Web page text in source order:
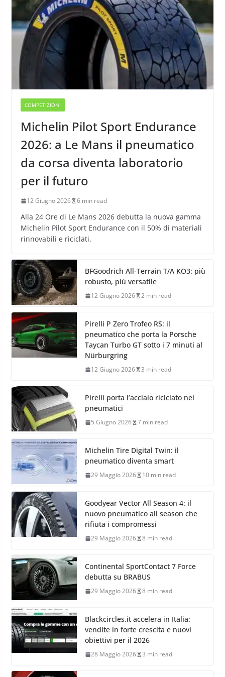
COMPETIZIONI
Michelin Pilot Sport Endurance
2026: a Le Mans il pneumatico
da corsa diventa laboratorio
per il futuro
12 Giugno 2026 6 min read
Alla 24 Ore di Le Mans 2026 debutta la nuova gamma
Michelin Pilot Sport Endurance con il 50% di materiali
rinnovabili e riciclati.
BFGoodrich All-Terrain T/A KO3: più
robusto, più versatile
12 Giugno 2026 2 min read
Pirelli P Zero Trofeo RS: il
pneumatico che porta la Porsche
Taycan Turbo GT sotto i 7 minuti al
Nürburgring
12 Giugno 2026 3 min read
Pirelli porta l’acciaio riciclato nei
pneumatici
5 Giugno 2026 7 min read
Michelin Tire Digital Twin: il
pneumatico diventa smart
29 Maggio 2026 10 min read
Goodyear Vector All Season 4: il
nuovo pneumatico all season che
rifiuta i compromessi
29 Maggio 2026 8 min read
Continental SportContact 7 Force
debutta su BRABUS
29 Maggio 2026 8 min read
Blackcircles.it accelera in Italia:
vendite in forte crescita e nuovi
obiettivi per il 2026
28 Maggio 2026 3 min read